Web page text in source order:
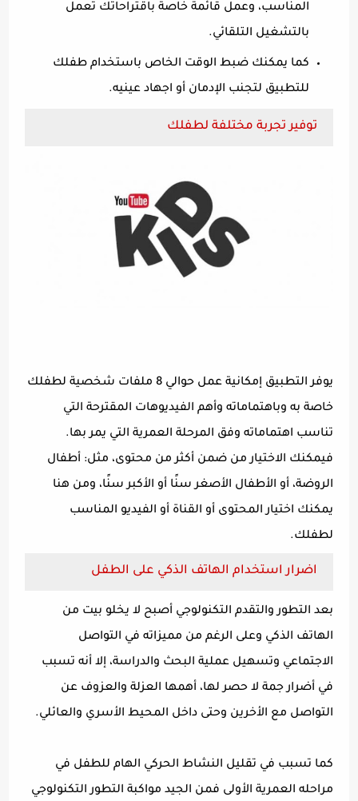
المناسب، وعمل قائمة خاصة باقتراحاتك تعمل
بالتشغيل التلقائي.
كما يمكنك ضبط الوقت الخاص باستخدام طفلك
للتطبيق لتجنب الإدمان أو اجهاد عينيه.
توفير تجربة مختلفة لطفلك
يوفر التطبيق إمكانية عمل حوالي 8 ملفات شخصية لطفلك
خاصة به وباهتماماته وأهم الفيديوهات المقترحة التي
تناسب اهتماماته وفق المرحلة العمرية التي يمر بها.
فيمكنك الاختيار من ضمن أكثر من محتوى، مثل: أطفال
الروضة، أو الأطفال الأصغر سنًا أو الأكبر سنًا، ومن هنا
يمكنك اختيار المحتوى أو القناة أو الفيديو المناسب
لطفلك.
اضرار استخدام الهاتف الذكي على الطفل
بعد التطور والتقدم التكنولوجي أصبح لا يخلو بيت من
الهاتف الذكي وعلى الرغم من مميزاته في التواصل
الاجتماعي وتسهيل عملية البحث والدراسة، إلا أنه تسبب
في أضرار جمة لا حصر لها، أهمها العزلة والعزوف عن
التواصل مع الأخرين وحتى داخل المحيط الأسري والعائلي.
كما تسبب في تقليل النشاط الحركي الهام للطفل في
مراحله العمرية الأولى فمن الجيد مواكبة التطور التكنولوجي